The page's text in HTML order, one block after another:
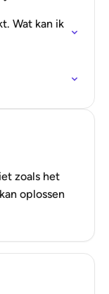
Wat kan ik
zoals het
oplossen